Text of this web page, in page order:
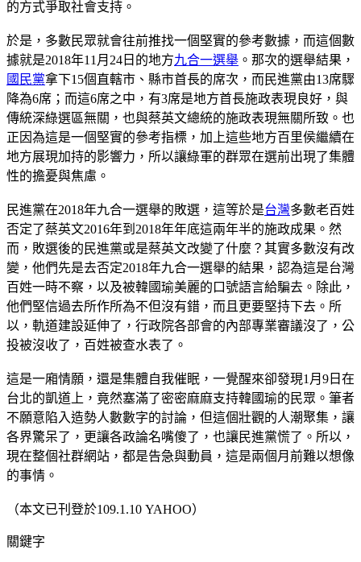
的方式爭取社會支持。
於是，多數民眾就會往前推找一個堅實的參考數據，而這個數
據就是2018年11月24日的地方九合一選舉 。那次的選舉結果，
國民黨拿下15個直轄市、縣市首長的席次，而民進黨由13席驟
降為6席；而這6席之中，有3席是地方首長施政表現良好，與
傳統深綠選區無關，也與蔡英文總統的施政表現無關所致。也
正因為這是一個堅實的參考指標，加上這些地方百里侯繼續在
地方展現加持的影響力，所以讓綠軍的群眾在選前出現了集體
性的擔憂與焦慮。
民進黨在2018年九合一選舉的敗選，這等於是台灣多數老百姓
否定了蔡英文2016年到2018年年底這兩年半的施政成果。然
而，敗選後的民進黨或是蔡英文改變了什麼？其實多數沒有改
變，他們先是去否定2018年九合一選舉的結果，認為這是台灣
百姓一時不察，以及被韓國瑜美麗的口號語言給騙去。除此，
他們堅信過去所作所為不但沒有錯，而且更要堅持下去。所
以，軌道建設延伸了，行政院各部會的內部專業審議沒了，公
投被沒收了，百姓被查水表了。
這是一廂情願，還是集體自我催眠，一覺醒來卻發現1月9日在
台北的凱道上，竟然塞滿了密密麻麻支持韓國瑜的民眾。筆者
不願意陷入造勢人數數字的討論，但這個壯觀的人潮聚集，讓
各界驚呆了，更讓各政論名嘴傻了，也讓民進黨慌了。所以，
現在整個社群網站，都是告急與動員，這是兩個月前難以想像
的事情。
（本文已刊登於109.1.10 YAHOO）
關鍵字